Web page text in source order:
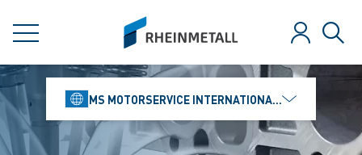
МЕНЮ
siteLogo
MS MOTORSERVICE INTERNATIONAL GMBH